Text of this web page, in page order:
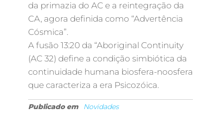
da primazia do AC e a reintegração da
CA, agora definida como “Advertência
Cósmica”.
A fusão 13:20 da “Aboriginal Continuity
(AC 32) define a condição simbiótica da
continuidade humana biosfera-noosfera
que caracteriza a era Psicozóica.
Publicado em Novidades